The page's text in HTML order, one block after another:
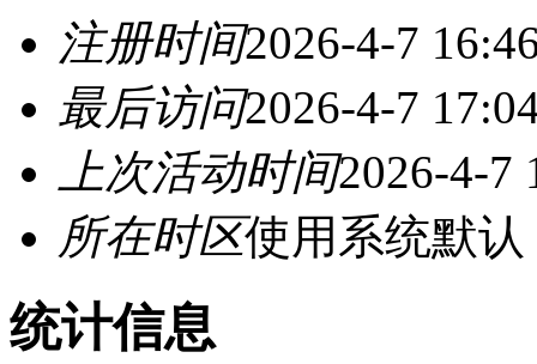
注册时间2026-4-7
最后访问2026-4-7
上次活动时间2026-4-7
所在时区使用系统默认
统计信息